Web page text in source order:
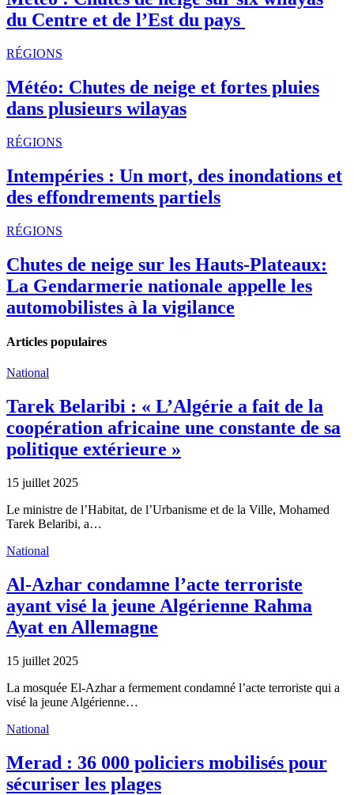
du Centre et de l’Est du pays
RÉGIONS
Météo: Chutes de neige et fortes pluies
dans plusieurs wilayas
RÉGIONS
Intempéries : Un mort, des inondations et
des effondrements partiels
RÉGIONS
Chutes de neige sur les Hauts-Plateaux:
La Gendarmerie nationale appelle les
automobilistes à la vigilance
Articles populaires
National
Tarek Belaribi : « L’Algérie a fait de la
coopération africaine une constante de sa
politique extérieure »
15 juillet 2025
Le ministre de l’Habitat, de l’Urbanisme et de la Ville, Mohamed
Tarek Belaribi, a…
National
Al-Azhar condamne l’acte terroriste
ayant visé la jeune Algérienne Rahma
Ayat en Allemagne
15 juillet 2025
La mosquée El-Azhar a fermement condamné l’acte terroriste qui a
visé la jeune Algérienne…
National
Merad : 36 000 policiers mobilisés pour
sécuriser les plages